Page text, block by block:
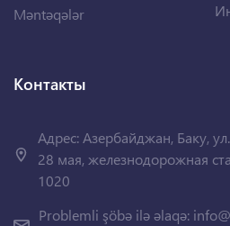
Məntəqələr
Контакты
Адрес: Азербайджан, Баку,
28 мая, железнодорожная
1020
Problemli şöbə ilə əlaqə: